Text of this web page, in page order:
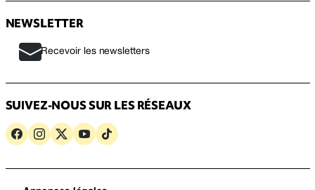
NEWSLETTER
Recevoir les newsletters
SUIVEZ-NOUS SUR LES RÉSEAUX